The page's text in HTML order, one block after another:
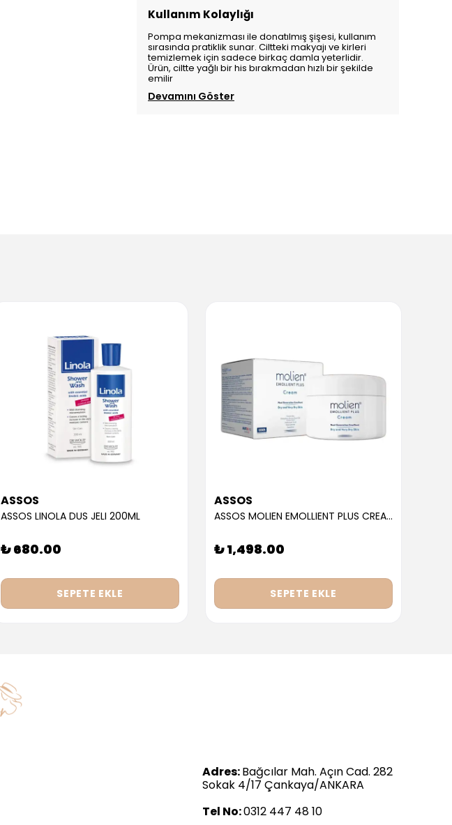
Kullanım Kolaylığı
Pompa mekanizması ile donatılmış şişesi, kullanım
sırasında pratiklik sunar. Ciltteki makyajı ve kirleri
temizlemek için sadece birkaç damla yeterlidir.
Ürün, ciltte yağlı bir his bırakmadan hızlı bir şekilde
emilir
Devamını Göster
ASSOS
ASSOS LINOLA DUS JELI 200ML
₺ 680.00
SEPETE EKLE
ASSOS
ASSOS MOLIEN EMOLLIENT PLUS CREAM 300ML
₺ 1,498.00
SEPETE EKLE
Adres:Bağcılar Mah. Açın Cad. 282
Sokak 4/17 Çankaya/ANKARA
Tel No:0312 447 48 10